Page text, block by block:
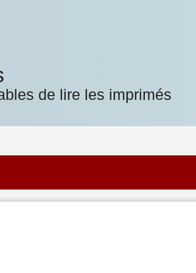
de lire les imprimés